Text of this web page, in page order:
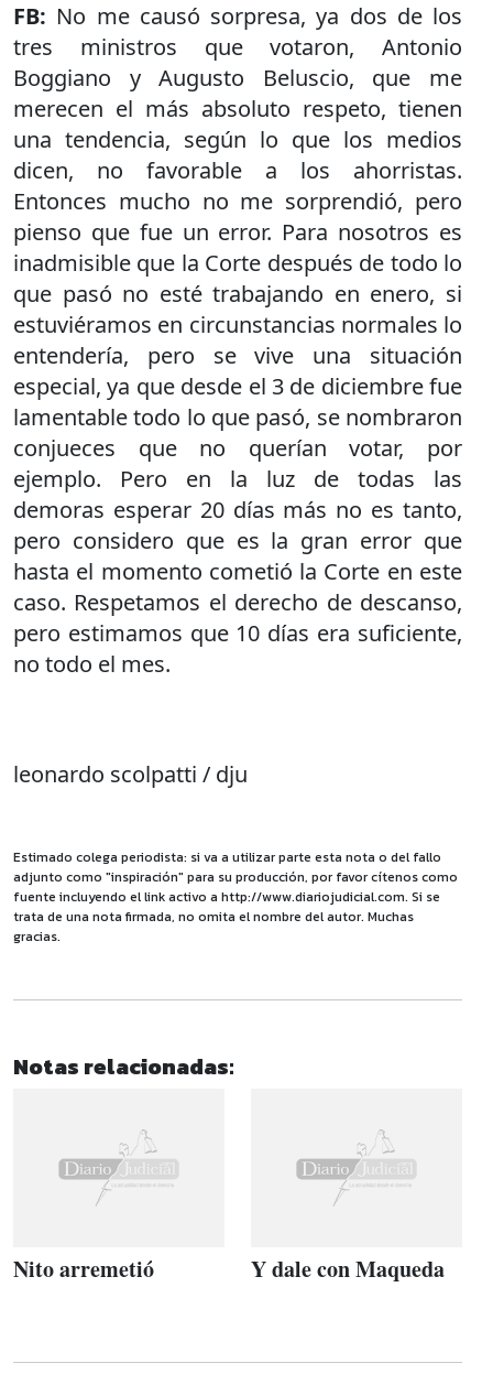
FB: No me causó sorpresa, ya dos de los
tres ministros que votaron, Antonio
Boggiano y Augusto Beluscio, que me
merecen el más absoluto respeto, tienen
una tendencia, según lo que los medios
dicen, no favorable a los ahorristas.
Entonces mucho no me sorprendió, pero
pienso que fue un error. Para nosotros es
inadmisible que la Corte después de todo lo
que pasó no esté trabajando en enero, si
estuviéramos en circunstancias normales lo
entendería, pero se vive una situación
especial, ya que desde el 3 de diciembre fue
lamentable todo lo que pasó, se nombraron
conjueces que no querían votar, por
ejemplo. Pero en la luz de todas las
demoras esperar 20 días más no es tanto,
pero considero que es la gran error que
hasta el momento cometió la Corte en este
caso. Respetamos el derecho de descanso,
pero estimamos que 10 días era suficiente,
no todo el mes.
leonardo scolpatti / dju
Estimado colega periodista: si va a utilizar parte esta nota o del fallo
adjunto como "inspiración" para su producción, por favor cítenos como
fuente incluyendo el link activo a http://www.diariojudicial.com. Si se
trata de una nota firmada, no omita el nombre del autor. Muchas
gracias.
Notas relacionadas:
Nito arremetió Y dale con Maqueda